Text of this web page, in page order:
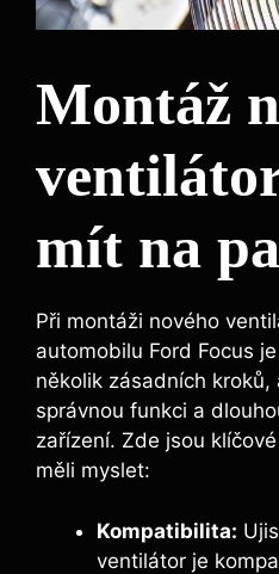
Montáž
mít na
Při montáži nového
automobilu Ford Focus
několik zásadních
správnou funkci a
zařízení. Zde jsou
měli myslet:
Kompatibilita:
ventilátor je